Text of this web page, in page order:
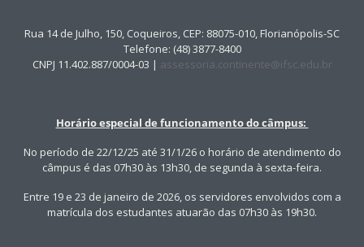
Rua 14 de Julho, 150, Coqueiros, CEP: 88075-010, Florianópolis-SC
Telefone: (48) 3877-8400
CNPJ 11.402.887/0004-03 | assessoria.continente@ifsc.edu.br
Horário especial de funcionamento do câmpus:
No período de 22/12/25 até 31/1/26 o horário de atendimento do
câmpus é das 07h30 às 13h30, de segunda à sexta-feira.
Entre 19 e 23 de janeiro de 2026, os servidores envolvidos com a
matrícula dos estudantes atuarão das 07h30 às 19h30.